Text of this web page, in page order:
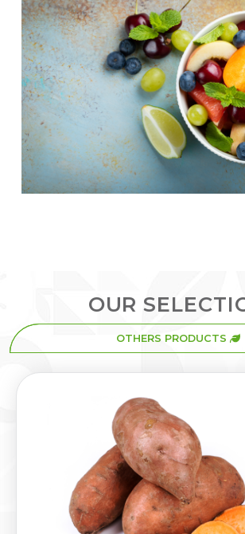
OUR
OTHERS PRODUCTS